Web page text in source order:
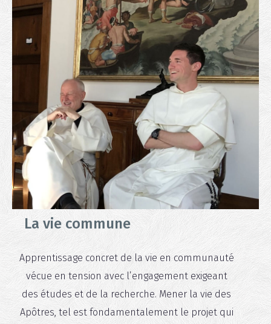
La vie commune
Apprentissage concret de la vie en communauté
vécue en tension avec l’engagement exigeant
des études et de la recherche. Mener la vie des
Apôtres, tel est fondamentalement le projet qui